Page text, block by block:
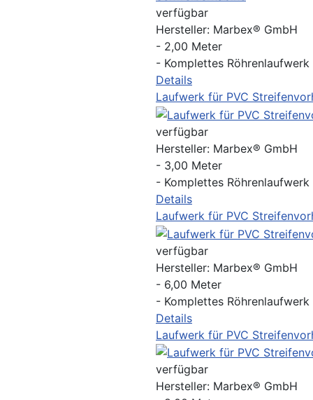
verfügbar
Hersteller: Marbex® GmbH
- 2,00 Meter
- Komplettes Röhrenlaufwerk
Details
Laufwerk für PVC
verfügbar
Hersteller: Marbex® GmbH
- 3,00 Meter
- Komplettes Röhrenlaufwerk
Details
Laufwerk für PVC
verfügbar
Hersteller: Marbex® GmbH
- 6,00 Meter
- Komplettes Röhrenlaufwerk
Details
Laufwerk für PVC
verfügbar
Hersteller: Marbex® GmbH